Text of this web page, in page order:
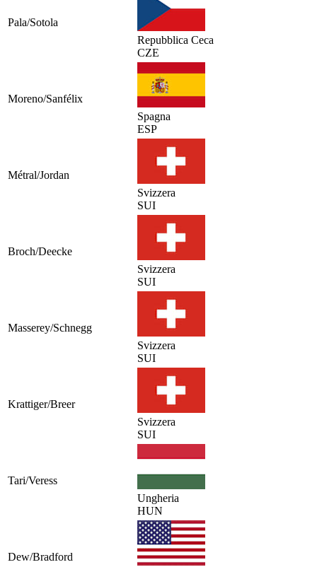
Pala/Sotola
Repubblica Ceca
CZE
Moreno/Sanfélix
Spagna
ESP
Métral/Jordan
Svizzera
SUI
Broch/Deecke
Svizzera
SUI
Masserey/Schnegg
Svizzera
SUI
Krattiger/Breer
Svizzera
SUI
Tari/Veress
Ungheria
HUN
Dew/Bradford